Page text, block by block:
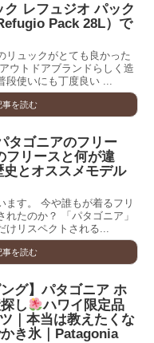
レフュジオ パック
Pack 28L）で
リュックがとても良かった
ウトドアブランドらしく造
段使いにも丁度良い ...
事を読む
タゴニアのフリー
フリースと何が違
とオススメモデル
ます。 今や誰もが着るフリ
たのか？ 「パタゴニア」
リスペクトされる...
事を読む
ング】パタゴニア ホ
し
ハワイ限定品
｜本当は教えたくな
き氷｜Patagonia